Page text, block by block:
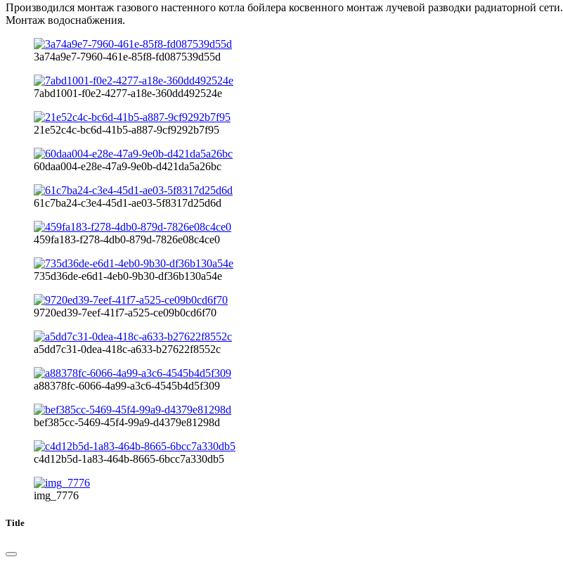
Производился монтаж газового настенного котла бойлера косвенного монтаж лучевой разводки радиаторной сети.
Монтаж водоснабжения.
3a74a9e7-7960-461e-85f8-fd087539d55d
7abd1001-f0e2-4277-a18e-360dd492524e
21e52c4c-bc6d-41b5-a887-9cf9292b7f95
60daa004-e28e-47a9-9e0b-d421da5a26bc
61c7ba24-c3e4-45d1-ae03-5f8317d25d6d
459fa183-f278-4db0-879d-7826e08c4ce0
735d36de-e6d1-4eb0-9b30-df36b130a54e
9720ed39-7eef-41f7-a525-ce09b0cd6f70
a5dd7c31-0dea-418c-a633-b27622f8552c
a88378fc-6066-4a99-a3c6-4545b4d5f309
bef385cc-5469-45f4-99a9-d4379e81298d
c4d12b5d-1a83-464b-8665-6bcc7a330db5
img_7776
Title